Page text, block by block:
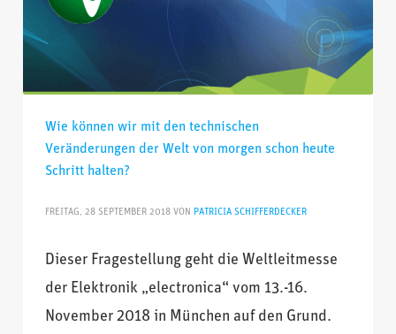
Wie können wir mit den technischen
Veränderungen der Welt von morgen schon heute
Schritt halten?
FREITAG, 28 SEPTEMBER 2018 VON PATRICIA SCHIFFERDECKER
Dieser Fragestellung geht die Weltleitmesse
der Elektronik „electronica“ vom 13.-16.
November 2018 in München auf den Grund.